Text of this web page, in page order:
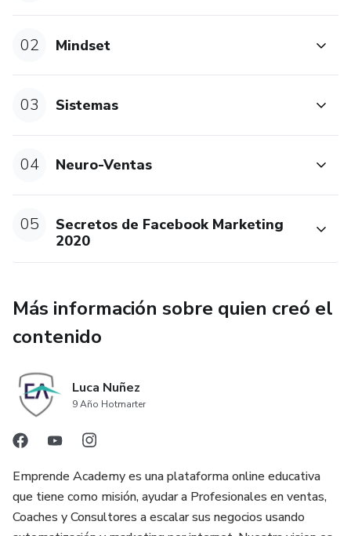
02 Mindset
03 Sistemas
04 Neuro-Ventas
05
Secretos de Facebook Marketing
2020
Más información sobre quien creó el
contenido
Luca Nuñez
9 Año Hotmarter
Emprende Academy es una plataforma online educativa
que tiene como misión, ayudar a Profesionales en ventas,
Coaches y Consultores a escalar sus negocios usando